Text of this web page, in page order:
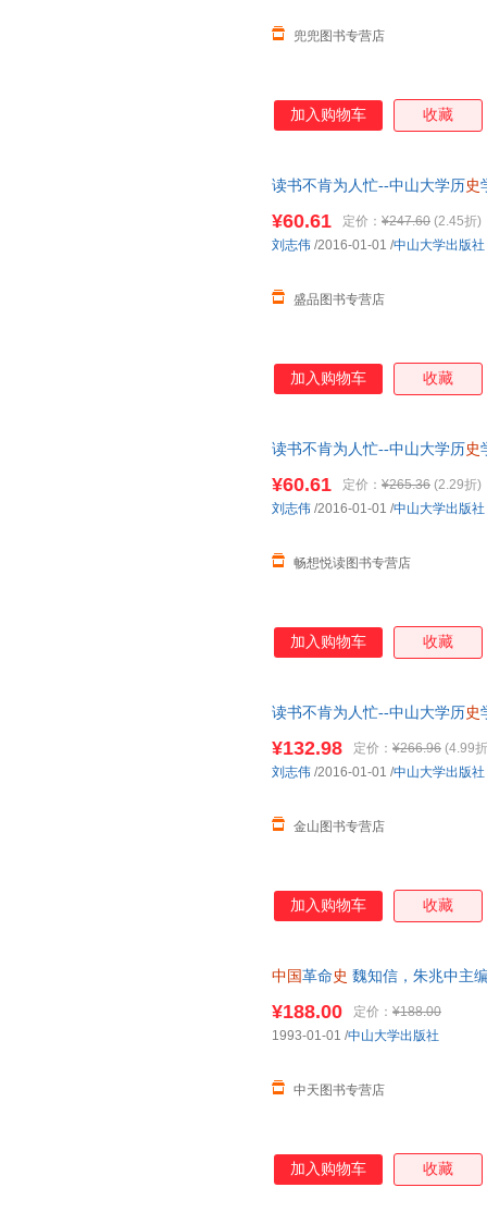
兜兜图书专营店
加入购物车 收藏
读书不肯为人忙--中山大学历 史
¥60.61 定价： ¥247.60 (2.45折)
盛品图书专营店
刘志伟 /2016-01-01 /中山大学出版社
加入购物车 收藏
读书不肯为人忙--中山大学历 史
¥60.61 定价： ¥265.36 (2.29折)
畅想悦读图书专营店
刘志伟 /2016-01-01 /中山大学出版社
加入购物车 收藏
读书不肯为人忙--中山大学历 史
¥132.98 定价： ¥266.96 (4.99
金山图书专营店
刘志伟 /2016-01-01 /中山大学出版社
加入购物车 收藏
中国 革命 史 魏知信，朱兆中主
¥188.00 定价： ¥188.00
中天图书专营店
1993-01-01 /中山大学出版社
加入购物车 收藏